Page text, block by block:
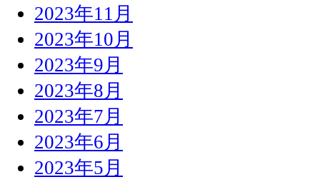
2023年11月
2023年10月
2023年9月
2023年8月
2023年7月
2023年6月
2023年5月